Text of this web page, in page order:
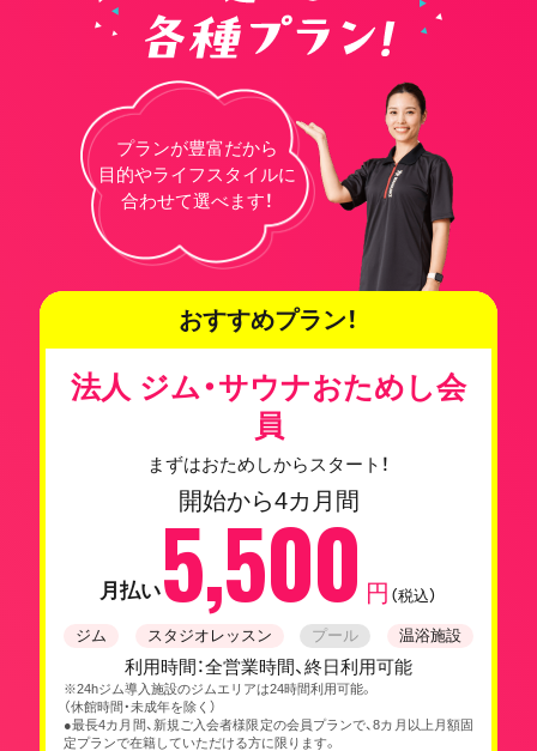
プランが豊富だから
目的やライフスタイルに
合わせて選べます！
おすすめプラン！
法人 ジム・サウナおためし会
員
まずはおためしからスタート！
開始から4カ月間
月払い5,500 円 （税込）
ジム スタジオレッスン プール 温浴施設
利用時間：全営業時間、終日利用可能
※24hジム導入施設のジムエリアは24時間利用可能。
（休館時間・未成年を除く）
●最長4カ月間、新規ご入会者様限定の会員プランで、8カ月以上月額固
定プランで在籍していただける方に限ります。